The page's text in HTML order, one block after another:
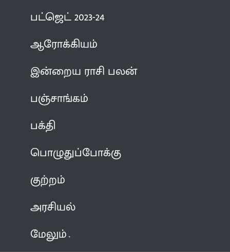
பட்ஜெட் 2023-24
ஆரோக்கியம்
இன்றைய ராசி பலன்
பஞ்சாங்கம்
பக்தி
பொழுதுப்போக்கு
குற்றம்
அரசியல்
மேலும்